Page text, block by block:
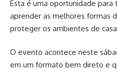
Esta é uma oportunidade para
aprender as melhores formas
proteger os ambientes de
O evento acontece neste
em um formato bem direto e